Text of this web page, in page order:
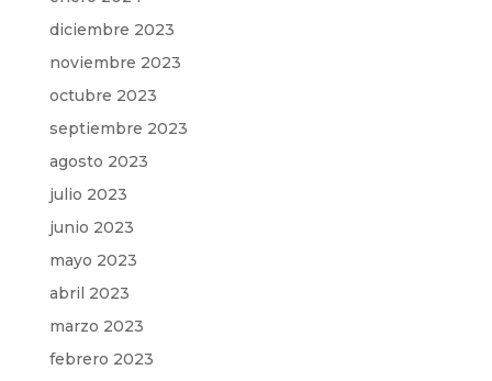
diciembre 2023
noviembre 2023
octubre 2023
septiembre 2023
agosto 2023
julio 2023
junio 2023
mayo 2023
abril 2023
marzo 2023
febrero 2023